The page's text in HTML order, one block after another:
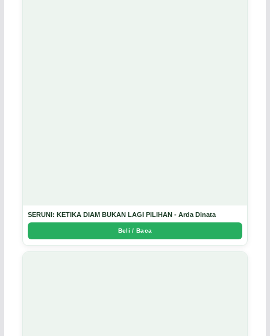
SERUNI: KETIKA DIAM BUKAN LAGI PILIHAN - Arda Dinata
Beli / Baca